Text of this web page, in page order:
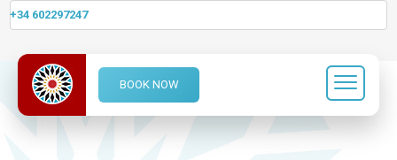
+34 602297247
BOOK NOW